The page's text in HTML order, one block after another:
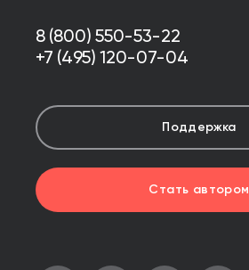
8 (800) 550-53-22
+7 (495) 120-07-04
Поддержка
Стать автором